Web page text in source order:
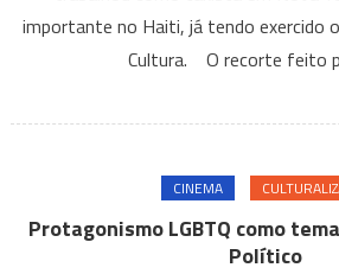
Inverno
das
importante no Haiti, já tendo exercido
Cultura. O recorte feito
CINEMA
Protagonismo LGBTQ como
Político